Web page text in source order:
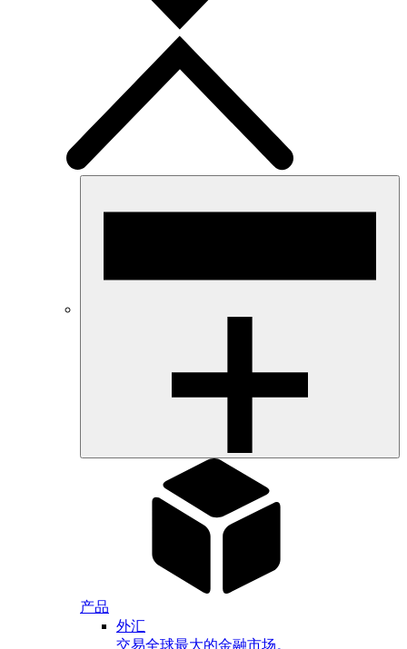
产品
外汇
交易全球最大的金融市场。